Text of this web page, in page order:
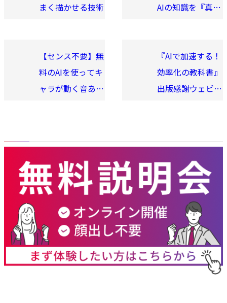
まく描かせる技術
AIの知識を『真の
【センス不要】無
料のAIを使ってキ
ャラが動く音あり
『AIで加速する！
効率化の教科書』
出版感謝ウェビナ